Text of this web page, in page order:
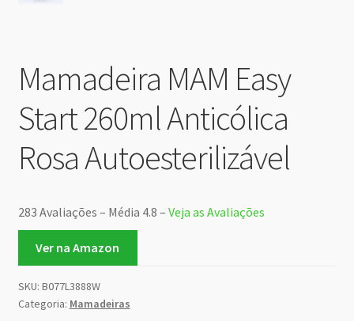
Mamadeira MAM Easy
Start 260ml Anticólica
Rosa Autoesterilizável
283 Avaliações – Média 4.8 – Veja as Avaliações
Ver na Amazon
SKU: B077L3888W
Categoria: Mamadeiras